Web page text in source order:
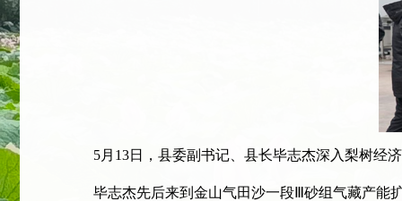
5月13日，县委副书记、县长毕志杰深入梨树经济
毕志杰先后来到金山气田沙一段Ⅲ砂组气藏产能扩